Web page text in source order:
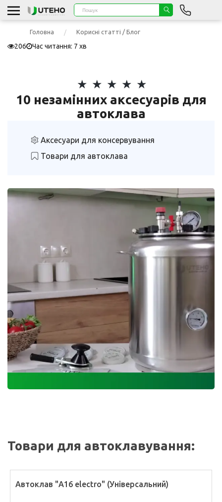
Головна Корисні статті / Блог
206 Час читання: 7 хв
10 незамінних аксесуарів для
автоклава
Аксесуари для консервування
Товари для автоклава
Товари для автоклавування:
Автоклав "А16 electro" (Універсальний)